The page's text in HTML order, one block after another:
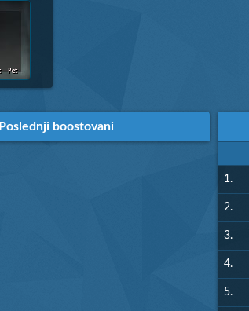
Poslednji boostovani
1.
2.
3.
4.
5.